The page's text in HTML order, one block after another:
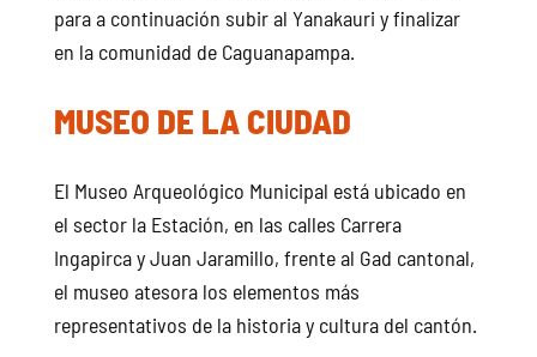
para a continuación subir al Yanakauri y finalizar
en la comunidad de Caguanapampa.
MUSEO DE LA CIUDAD
El Museo Arqueológico Municipal está ubicado en
el sector la Estación, en las calles Carrera
Ingapirca y Juan Jaramillo, frente al Gad cantonal,
el museo atesora los elementos más
representativos de la historia y cultura del cantón.